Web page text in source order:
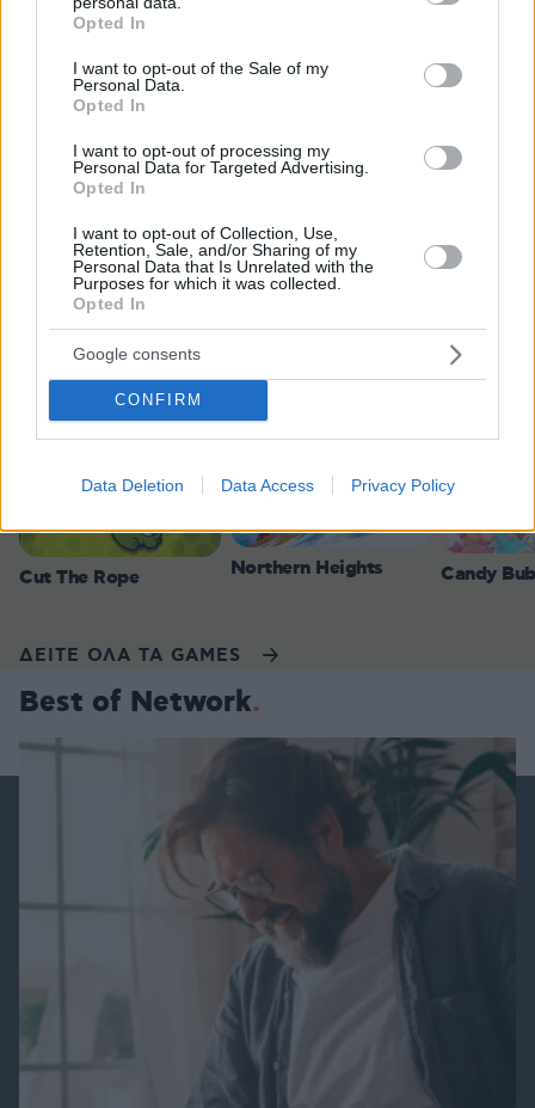
grant or deny consent to Google and its third-party tags to
use your data for below specified purposes in below Google
consent section.
Opted In
I want to opt-out of the Sale of my
Personal Data.
Opted In
I want to opt-out of processing my
Personal Data for Targeted Advertising.
Opted In
I want to opt-out of Collection, Use,
Retention, Sale, and/or Sharing of my
Personal Data that Is Unrelated with the
Purposes for which it was collected.
Opted In
Google consents
CONFIRM
Data Deletion Data Access Privacy Policy
07.08.2026, 23:19
διάλυση του ΕΣΥ, ευχαρίστησε το
Μποδοσάκειο με επιστολή -
Γεωργιάδης: Το κατακρίνουν μέχρι να
το χρειαστούν οι ίδιοι
07.08.2026, 21:54 34
Games
Cut The Rope Northern Heights Candy
ΔΕΙΤΕ ΟΛΑ ΤΑ GAMES
Best of Network